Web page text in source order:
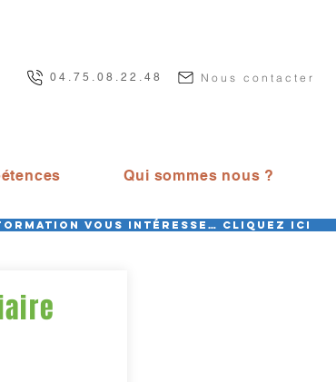
04.75.08.22.48 Nous contacter
Qui sommes nous ?
vous intéresse… CLIQUEZ ICI